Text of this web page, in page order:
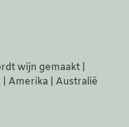
wijn gemaakt |
Amerika | Australië